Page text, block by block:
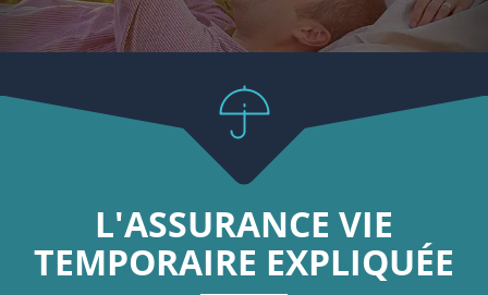
L'ASSURANCE VIE
TEMPORAIRE EXPLIQUÉE